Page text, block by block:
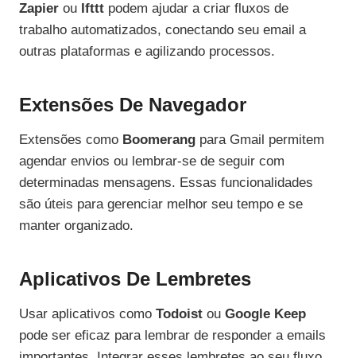
Zapier ou Ifttt podem ajudar a criar fluxos de
trabalho automatizados, conectando seu email a
outras plataformas e agilizando processos.
Extensões De Navegador
Extensões como Boomerang para Gmail permitem
agendar envios ou lembrar-se de seguir com
determinadas mensagens. Essas funcionalidades
são úteis para gerenciar melhor seu tempo e se
manter organizado.
Aplicativos De Lembretes
Usar aplicativos como Todoist ou Google Keep
pode ser eficaz para lembrar de responder a emails